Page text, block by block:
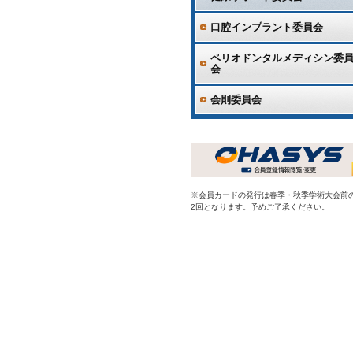
口腔インプラント委員会
ペリオドンタルメディシン委員
会
会則委員会
※会員カードの発行は春季・秋季学術大会前
2回となります。予めご了承ください。